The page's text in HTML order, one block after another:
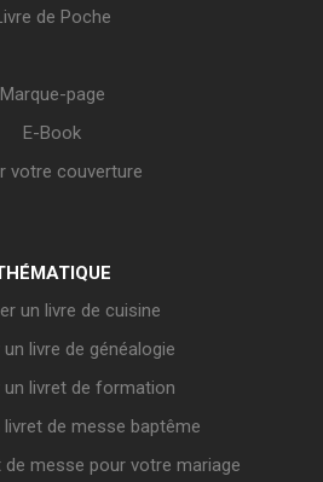
de Poche
Marque-page
E-Book
votre couverture
un livre de cuisine
livre de généalogie
un livret de formation
livret de messe baptême
de messe pour votre mariage